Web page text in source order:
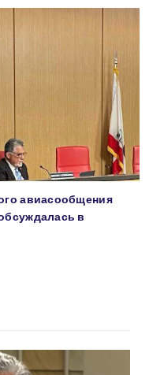
авиасообщения
в